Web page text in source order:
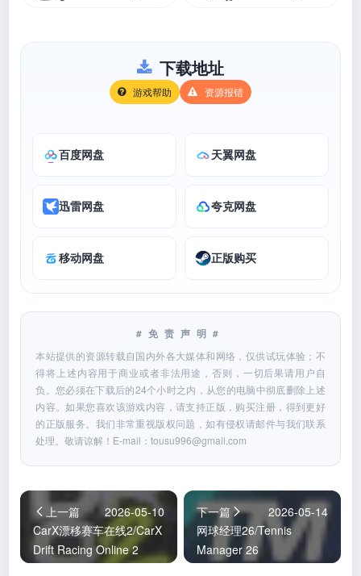
下载地址
游戏帮助 资源报错
百度网盘 天翼网盘
迅雷网盘 夸克网盘
移动网盘 正版购买
#免责声明#
本站提供的资源转载自国内外各大媒体和网络，仅供试玩体验；不
得将上述内容用于商业或者非法用途，否则，一切后果请用户自
负。您必须在下载后的24个小时之内，从您的电脑中彻底删除上述
内容。如果您喜欢该游戏内容，请支持正版，购买注册，得到更好
的正版服务。我们非常重视版权问题，如有侵权请邮件与我们联系
处理。敬请谅解！E-mail：tousu996@gmail.com
上一篇
2026-05-10
CarX漂移赛车在线2/CarX
Drift Racing Online 2
下一篇
2026-05-14
网球经理26/Tennis
Manager 26